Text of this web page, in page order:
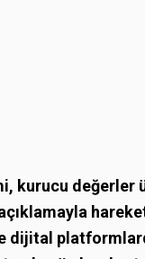
kurucu değerler
dijital